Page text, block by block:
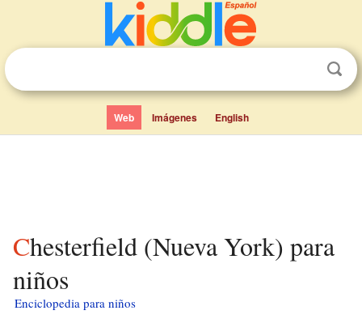
Web Imágenes English
Chesterfield (Nueva York) para
niños
Enciclopedia para niños